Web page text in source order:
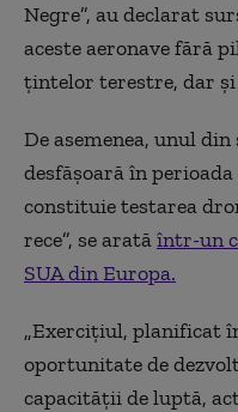
Negre”, au declarat
aceste aeronave fără
țintelor terestre, dar și
De asemenea, unul
desfășoară în
constituie testarea
rece”, se aratăîntr-un
SUA din Europa.
„Exercițiul, planificat
oportunitate de
capacității de luptă,